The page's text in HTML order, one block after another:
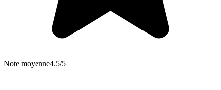
Note moyenne4.5/5